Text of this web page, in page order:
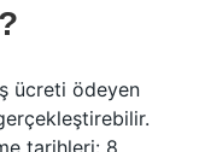
ücreti ödeyen
tarihleri: 8